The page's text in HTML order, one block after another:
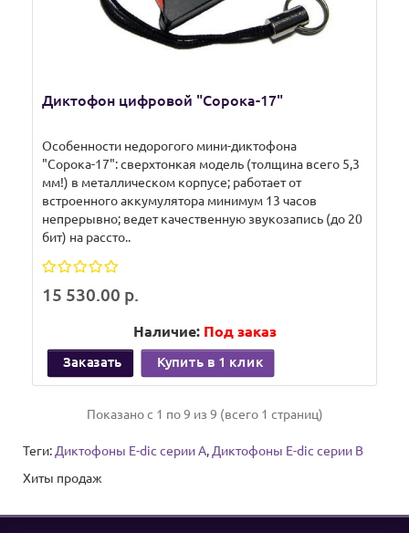
Диктофон цифровой "Сорока-17"
Особенности недорогого мини-диктофона
"Сорока-17": сверхтонкая модель (толщина всего 5,3
мм!) в металлическом корпусе; работает от
встроенного аккумулятора минимум 13 часов
непрерывно; ведет качественную звукозапись (до 20
бит) на рассто..
15 530.00 р.
Наличие: Под заказ
Заказать Купить в 1 клик
Показано с 1 по 9 из 9 (всего 1 страниц)
Теги: Диктофоны E-dic серии A, Диктофоны E-dic серии B
Хиты продаж